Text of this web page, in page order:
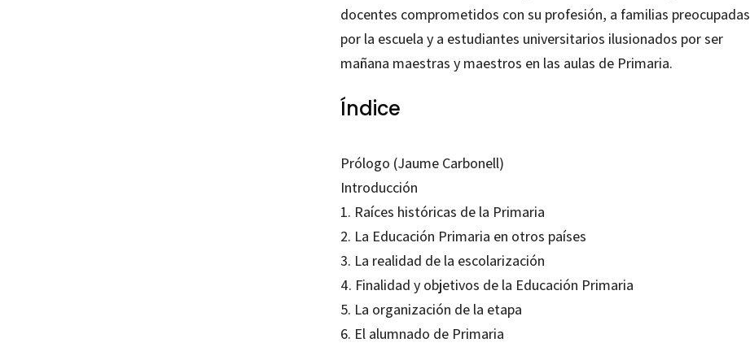
docentes comprometidos con su profesión, a familias preocupadas
por la escuela y a estudiantes universitarios ilusionados por ser
mañana maestras y maestros en las aulas de Primaria.
Índice
Prólogo (Jaume Carbonell)
Introducción
1. Raíces históricas de la Primaria
2. La Educación Primaria en otros países
3. La realidad de la escolarización
4. Finalidad y objetivos de la Educación Primaria
5. La organización de la etapa
6. El alumnado de Primaria